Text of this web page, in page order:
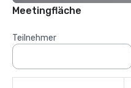
Meetingfläche
Teilnehmer